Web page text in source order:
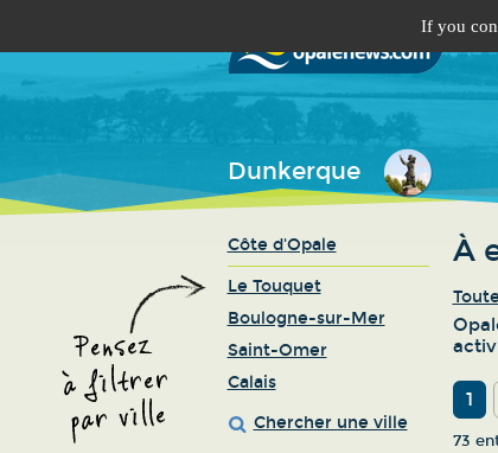
Dunkerque
Côte d'Opale
Le Touquet
Boulogne-sur-Mer
Saint-Omer
Calais
Chercher une ville
À
1
73
If you